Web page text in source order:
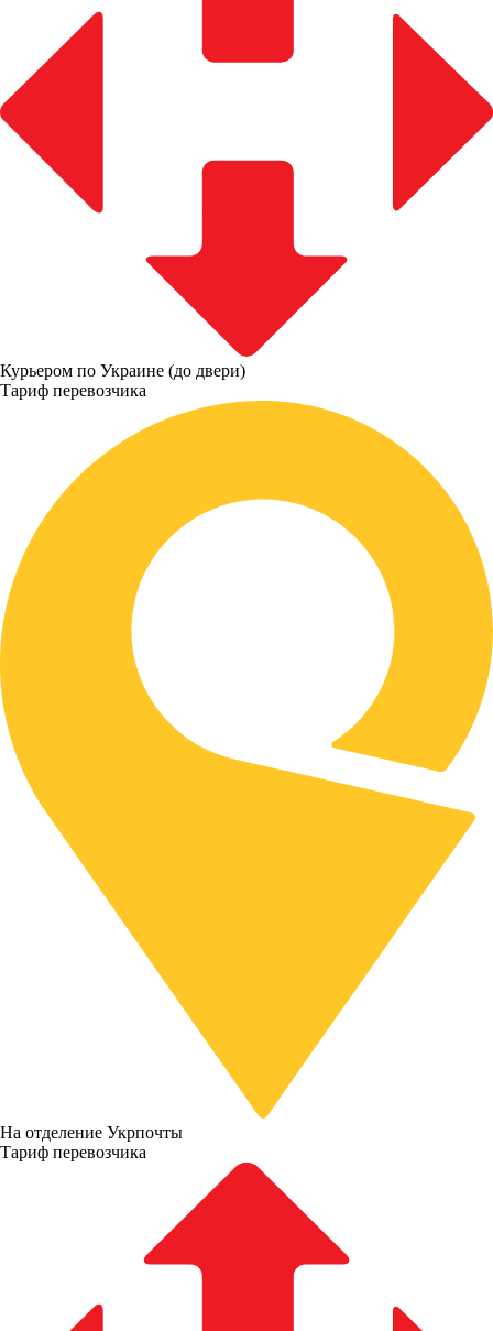
Курьером по Украине (до двери)
Тариф перевозчика
На отделение Укрпочты
Тариф перевозчика